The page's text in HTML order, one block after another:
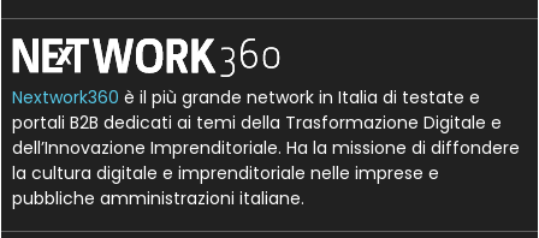
Nextwork360 è il più grande network in Italia di testate e
portali B2B dedicati ai temi della Trasformazione Digitale e
dell’Innovazione Imprenditoriale. Ha la missione di diffondere
la cultura digitale e imprenditoriale nelle imprese e
pubbliche amministrazioni italiane.